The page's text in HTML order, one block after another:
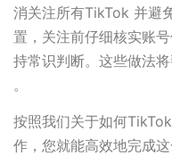
消关注所有TikTok 并避
置，关注前仔细核实账
持常识判断。这些做法
。
按照我们关于如何
作，您就能高效地完成